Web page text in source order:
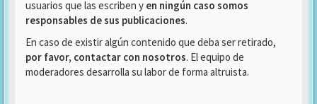
usuarios que las escriben y en ningún caso somos
responsables de sus publicaciones.
En caso de existir algún contenido que deba ser retirado,
por favor, contactar con nosotros. El equipo de
moderadores desarrolla su labor de forma altruista.